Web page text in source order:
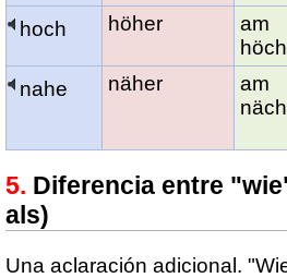
hoch
höher
am
nahe
näher
am
Diferencia entre
als)
Una aclaración adicional.